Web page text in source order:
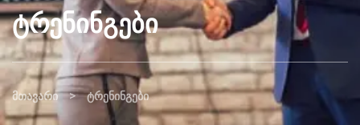
Ტრენინგები
მთავარი > ტრენინგები